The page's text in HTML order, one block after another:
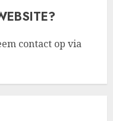
contact op via